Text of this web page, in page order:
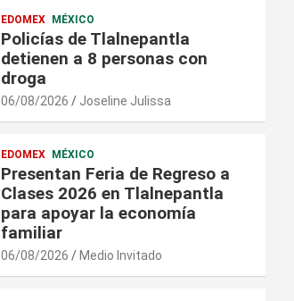
EDOMEX MÉXICO
Policías de Tlalnepantla
detienen a 8 personas con
droga
06/08/2026 Joseline Julissa
EDOMEX MÉXICO
Presentan Feria de Regreso a
Clases 2026 en Tlalnepantla
para apoyar la economía
familiar
06/08/2026 Medio Invitado